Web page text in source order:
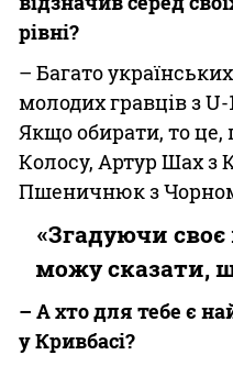
рівні?
– Багато
молодих гравців з
Якщо обирати, то це,
Колосу, Артур Шах з
Пшеничнюк з
«Згадуючи своє
можу сказати,
– А хто для тебе є
у Кривбасі?